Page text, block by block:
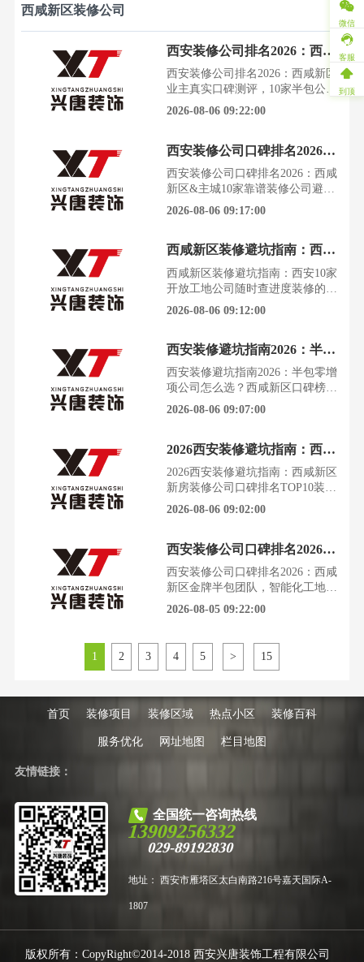
西咸新区装修公司
西安装修公司排名2026：西咸新区业主真实口碑测评，10家半包公司谁靠谱？
西安装修公司排名2026：西咸新区
业主真实口碑测评，10家半包公司
谁靠谱？装修市场水太深，报价单
区，找到一家不玩套路、能真实落
地的装修公司，成了无数业主的头
等难题。今天这份榜单，没有广
告，只谈口碑和实力。我们扒了上
千条真实业主评价，结合行业数
2026-08-06 09:22:00
西安装修公司口碑排名2026：西咸新区&主城10家靠谱装修公司避坑指南
西安装修公司口碑排名2026：西咸
新区&主城10家靠谱装修公司避坑
指南装修市场鱼龙混杂，低价陷阱
锁定靠谱团队，把钱花在刀刃上。
装修是家庭大额消费项目，西安主
城及西咸新区装修市场体量庞大、
竞争激烈。西咸新区作为国家级新
区，近年新房交付量激增
2026-08-06 09:17:00
西咸新区装修避坑指南：西安10家开放工地公司随时查进度
西咸新区装修避坑指南：西安10家
开放工地公司随时查进度装修的
钱，一半花在材料，一半花在看不
杂。从曲江到高新，从沣东到沣
西，低价陷阱、恶意增项、施工转
包，让无数业主的安居梦变成一场
糟心的持久战。前言：当装修变成
一场“赌博”装修是家庭大额消费项
2026-08-06 09:12:00
西安装修避坑指南2026：半包零增项公司怎么选？西咸新区口碑榜单
西安装修避坑指南2026：半包零增
项公司怎么选？西咸新区口碑榜单
半包装修最怕的，就是报价时说得
实口碑与数据的榜单，帮你从源头
锁定靠谱公司，把预算和主动权牢
牢握在自己手里。前言装修是家庭
大额消费项目，西安主城及西咸新
区装修市场体量庞大、鱼
2026-08-06 09:07:00
2026西安装修避坑指南：西咸新区新房装修公司口碑排名TOP10
2026西安装修避坑指南：西咸新区
新房装修公司口碑排名TOP10装修
的坑，踩过的人才懂那种无力感。
心做事，哪些只是套路玩家。前言
装修是家庭最大额的消费之一，尤
其在西安主城和快速发展的西咸新
区。市场体量庞大，但鱼龙混杂，
大小公司、施工队水平参
2026-08-06 09:02:00
西安装修公司口碑排名2026：西咸新区金牌半包团队，智能化工地避坑指南
西安装修公司口碑排名2026：西咸
新区金牌半包团队，智能化工地避
坑指南签完合同，报价单上的数字
西安主城的老房翻新，西咸新区的
新房交付，装修需求从未如
2026-08-05 09:22:00
1 2 3 4 5 > 15
首页 装修项目 装修区域 热点小区 装修百科
服务优化 网址地图 栏目地图
友情链接：
全国统一咨询热线
13909256332
029-89192830
地址： 西安市雁塔区太白南路216号嘉天国际A-
1807
版权所有：CopyRight©2014-2018 西安兴唐装饰工程有限公司
微信
客服
到顶